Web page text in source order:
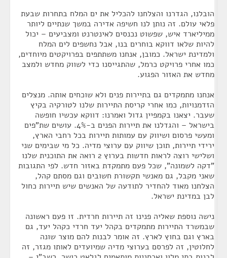
הובלנו, הגדרנו והצלחנו להכליל את ים המלח בתחרות שבעת
פלאי עולם. זה נותן לנו חשיפה אדירה במשך שנתיים ליותר
ממיליארד איש, שפשוט נכנסים לאינטרנט ומצביעים – יכול
להיות שלאו דווקא בוחרים בנו, אבל נחשפים לים המלח
ולמדינת ישראל. כמובן, אנחנו משתתפים בפרויקטים מיוחדים,
כמו אחרי פרויקט כרמל, שהתגייסנו כדי לשווק מחדש ולמצב
מחדש את האזור הפגוע.
אנחנו מתמקדים גם בתיירות פנים ולא שוכחים אותה. מנצלים
הזדמנויות, כמו אחרי קריסת התיירות שלנו לטורקיה בקיץ
שעבר. יצאנו בקמפיין גדול ואמרנו: דווקא עכשיו חופשה
בישראל – והגדלנו את תיירות הפנים ב-4%. עושים שת"פים
ומעשי פרסום ושיווק עם עמותות תיירות בכל רחבי הארץ,
ירידי תיירות, תוכן שיווק עם ערוצי מדיה. כל מי שבימים שני
ושלישי רוצה לראות חדשות בערוץ 2 רואה את התוכנית שלנו
"דקה לשמונה", שכל פעם מתמקדת באזור חדש. לפי התגובות
שאני מקבל, גם מאנשי תקשורת חשובים וגם מסתם קהל,
הצלחנו מאוד להחדיר לתודעה של האנשים שיש תיירות כחול
לבן במדינת ישראל.
נישה נוספת שאליה פנינו זה תיירות חרדית. זו פעם ראשונה
שבמשרד התיירות מתמקדים בקהל יעד חרדי כקהל יעד, גם
בארץ וגם בחוץ לארץ. זה אומר לבנות להם מוצר שונה
לחלוטין, זה לפרסם בערוצי מדיה שמיועדים לאותו מגזר, זה